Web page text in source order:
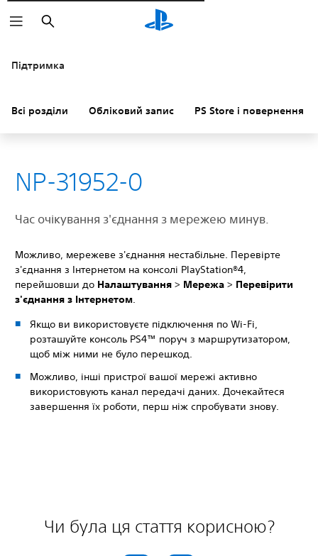
Пошук
Підтримка
Всі розділи Обліковий запис PS Store і повернення
NP-31952-0
Час очікування з'єднання з мережею минув.
Можливо, мережеве з'єднання нестабільне. Перевірте
з'єднання з Інтернетом на консолі PlayStation®4,
перейшовши до Налаштування > Мережа > Перевірити
з'єднання з Інтернетом.
Якщо ви використовуєте підключення по Wi-Fi,
розташуйте консоль PS4™ поруч з маршрутизатором,
щоб між ними не було перешкод.
Можливо, інші пристрої вашої мережі активно
використовують канал передачі даних. Дочекайтеся
завершення їх роботи, перш ніж спробувати знову.
Чи була ця стаття корисною?